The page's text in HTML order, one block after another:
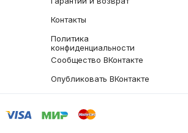
Контакты
Политика
конфиденциальности
Сообщество ВКонтакте
Опубликовать ВКонтакте